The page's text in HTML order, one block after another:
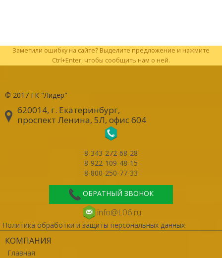
Заметили ошибку на сайте? Выделите предложение и нажмите
Ctrl+Enter, чтобы сообщить нам о ней.
© 2017 ГК "Лидер"
620014, г. Екатеринбург,
проспект Ленина, 5Л, офис 604
8-343-272-68-28
8-922-109-48-15
8-800-250-77-33
ОБРАТНЫЙ ЗВОНОК
info@L06.ru
Политика обработки и защиты персональных данных
КОМПАНИЯ
Главная